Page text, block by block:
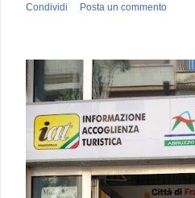
Condividi Posta un commento